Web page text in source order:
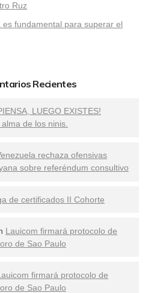
Ruz
fundamental para superar el
Recientes
LUEGO EXISTES!
de los ninis.
rechaza ofensivas
sobre referéndum consultivo
de certificados II Cohorte
Lauicom firmará protocolo de
de Sao Paulo
firmará protocolo de
de Sao Paulo